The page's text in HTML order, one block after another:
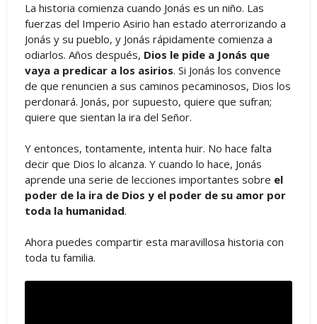
La historia comienza cuando Jonás es un niño. Las
fuerzas del Imperio Asirio han estado aterrorizando a
Jonás y su pueblo, y Jonás rápidamente comienza a
odiarlos. Años después, Dios le pide a Jonás que
vaya a predicar a los asirios. Si Jonás los convence
de que renuncien a sus caminos pecaminosos, Dios los
perdonará. Jonás, por supuesto, quiere que sufran;
quiere que sientan la ira del Señor.
Y entonces, tontamente, intenta huir. No hace falta
decir que Dios lo alcanza. Y cuando lo hace, Jonás
aprende una serie de lecciones importantes sobre el
poder de la ira de Dios y el poder de su amor por
toda la humanidad.
Ahora puedes compartir esta maravillosa historia con
toda tu familia.